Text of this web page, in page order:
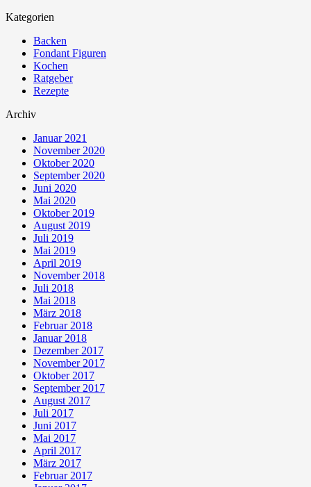
Kategorien
Backen
Fondant Figuren
Kochen
Ratgeber
Rezepte
Archiv
Januar 2021
November 2020
Oktober 2020
September 2020
Juni 2020
Mai 2020
Oktober 2019
August 2019
Juli 2019
Mai 2019
April 2019
November 2018
Juli 2018
Mai 2018
März 2018
Februar 2018
Januar 2018
Dezember 2017
November 2017
Oktober 2017
September 2017
August 2017
Juli 2017
Juni 2017
Mai 2017
April 2017
März 2017
Februar 2017